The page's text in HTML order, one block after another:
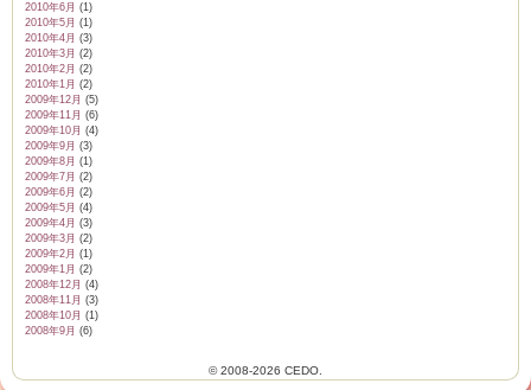
2010年6月 (1)
2010年5月 (1)
2010年4月 (3)
2010年3月 (2)
2010年2月 (2)
2010年1月 (2)
2009年12月 (5)
2009年11月 (6)
2009年10月 (4)
2009年9月 (3)
2009年8月 (1)
2009年7月 (2)
2009年6月 (2)
2009年5月 (4)
2009年4月 (3)
2009年3月 (2)
2009年2月 (1)
2009年1月 (2)
2008年12月 (4)
2008年11月 (3)
2008年10月 (1)
2008年9月 (6)
© 2008-2026 CEDO.